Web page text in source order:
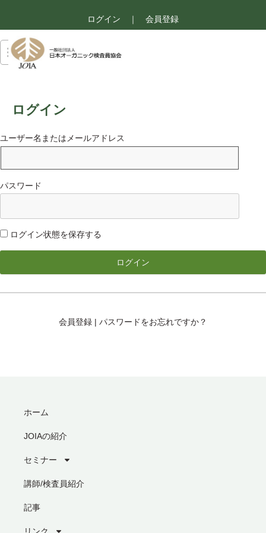
ログイン ｜ 会員登録
ログイン
ユーザー名またはメールアドレス
パスワード
ログイン状態を保存する
会員登録 | パスワードをお忘れですか？
ホーム
JOIAの紹介
セミナー
講師/検査員紹介
記事